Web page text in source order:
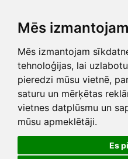
Mēs
Mēs izmantojam
tehnoloģijas, lai
pieredzi mūsu vietnē,
saturu un mērķētas
vietnes datplūsmu un
mūsu apmeklētāji.
Es